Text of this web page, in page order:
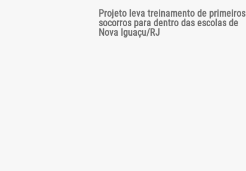
Projeto leva treinamento de primeiros
socorros para dentro das escolas de
Nova Iguaçu/RJ